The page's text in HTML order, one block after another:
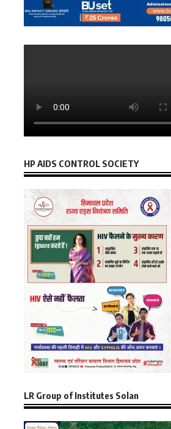
HP AIDS CONTROL SOCIETY
LR Group of Institutes Solan